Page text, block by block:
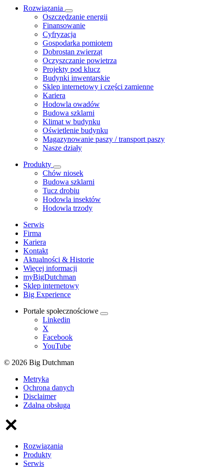
Rozwiązania
​Oszczędzanie energii
Finansowanie
Cyfryzacja
Gospodarka pomiotem
Dobrostan zwierząt
Oczyszczanie powietrza
Projekty pod klucz
Budynki inwentarskie
Sklep internetowy i części zamienne
Kariera
Hodowla owadów
Budowa szklarni
Klimat w budynku
Oświetlenie budynku
Magazynowanie paszy / transport paszy
Nasze działy
Produkty
Chów niosek
Budowa szklarni
Tucz drobiu
Hodowla insektów
Hodowla trzody
Serwis
Firma
Kariera
Kontakt
Aktualności & Historie
Więcej informacji
myBigDutchman
Sklep internetowy
Big Experience
Portale społecznościowe
Linkedin
X
Facebook
YouTube
© 2026 Big Dutchman
Metryka
Ochrona danych
Disclaimer
Zdalna obsługa
Rozwiązania
Produkty
Serwis